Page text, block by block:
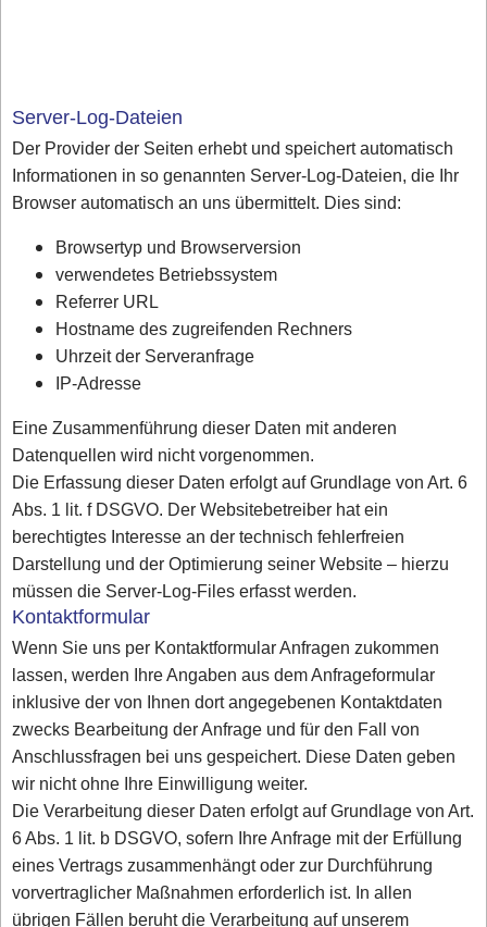
Server-Log-Dateien
Der Provider der Seiten erhebt und speichert automatisch
Informationen in so genannten Server-Log-Dateien, die Ihr
Browser automatisch an uns übermittelt. Dies sind:
Browsertyp und Browserversion
verwendetes Betriebssystem
Referrer URL
Hostname des zugreifenden Rechners
Uhrzeit der Serveranfrage
IP-Adresse
Eine Zusammenführung dieser Daten mit anderen
Datenquellen wird nicht vorgenommen.
Die Erfassung dieser Daten erfolgt auf Grundlage von Art. 6
Abs. 1 lit. f DSGVO. Der Websitebetreiber hat ein
berechtigtes Interesse an der technisch fehlerfreien
Darstellung und der Optimierung seiner Website – hierzu
müssen die Server-Log-Files erfasst werden.
Kontaktformular
Wenn Sie uns per Kontaktformular Anfragen zukommen
lassen, werden Ihre Angaben aus dem Anfrageformular
inklusive der von Ihnen dort angegebenen Kontaktdaten
zwecks Bearbeitung der Anfrage und für den Fall von
Anschlussfragen bei uns gespeichert. Diese Daten geben
wir nicht ohne Ihre Einwilligung weiter.
Die Verarbeitung dieser Daten erfolgt auf Grundlage von Art.
6 Abs. 1 lit. b DSGVO, sofern Ihre Anfrage mit der Erfüllung
eines Vertrags zusammenhängt oder zur Durchführung
vorvertraglicher Maßnahmen erforderlich ist. In allen
übrigen Fällen beruht die Verarbeitung auf unserem